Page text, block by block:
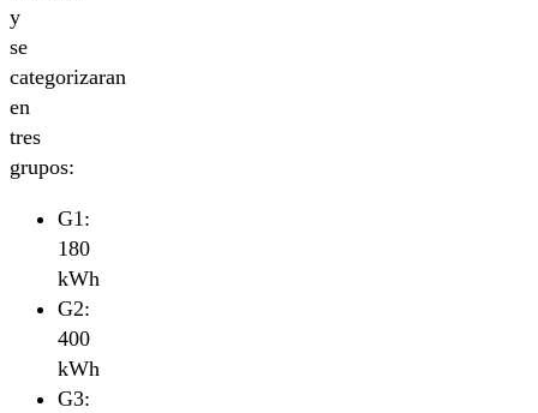
y
se
categorizaran
en
tres
grupos:
G1:
180
kWh
G2:
400
kWh
G3: